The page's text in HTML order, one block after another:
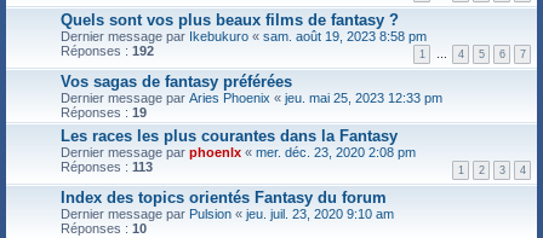
Quels sont vos plus beaux films de fantasy ?
Dernier message par Ikebukuro « sam. août 19, 2023 8:58 pm
Réponses : 192 1 … 4 5 6 7
Vos sagas de fantasy préférées
Dernier message par Aries Phoenix « jeu. mai 25, 2023 12:33 pm
Réponses : 19
Les races les plus courantes dans la Fantasy
Dernier message par phoenlx « mer. déc. 23, 2020 2:08 pm
Réponses : 113 1 2 3 4
Index des topics orientés Fantasy du forum
Dernier message par Pulsion « jeu. juil. 23, 2020 9:10 am
Réponses : 10